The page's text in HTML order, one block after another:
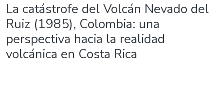
La catástrofe del Volcán Nevado del
Ruiz (1985), Colombia: una
perspectiva hacia la realidad
volcánica en Costa Rica